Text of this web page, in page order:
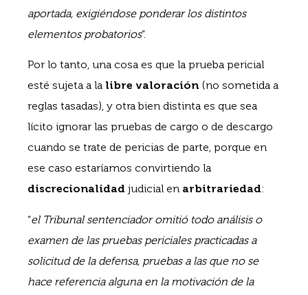
aportada, exigiéndose ponderar los distintos
elementos probatorios”.
Por lo tanto, una cosa es que la prueba pericial
esté sujeta a la libre valoración (no sometida a
reglas tasadas), y otra bien distinta es que sea
lícito ignorar las pruebas de cargo o de descargo
cuando se trate de pericias de parte, porque en
ese caso estaríamos convirtiendo la
discrecionalidad judicial en arbitrariedad:
“el Tribunal sentenciador omitió todo análisis o
examen de las pruebas periciales practicadas a
solicitud de la defensa, pruebas a las que no se
hace referencia alguna en la motivación de la